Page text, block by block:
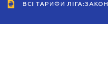
ВСІ ТАРИФИ ЛІГА:ЗАКОН